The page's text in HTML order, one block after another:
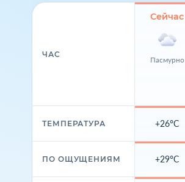
ЧАС
ТЕМПЕРАТУРА
ПО ОЩУЩЕНИЯМ
Сейчас
Пасмурно
+26°C
+29°C